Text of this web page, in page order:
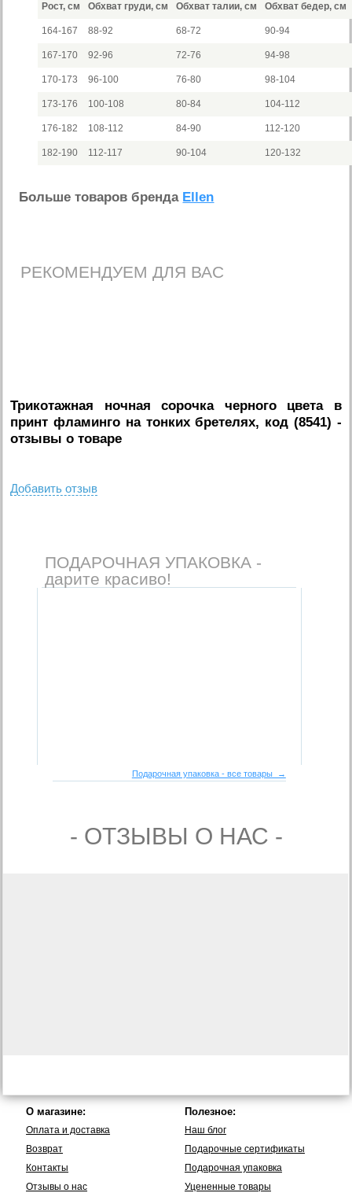
Рост, см Обхват груди, см Обхват талии, см Обхват бедер, см
164-167 88-92 68-72 90-94
167-170 92-96 72-76 94-98
170-173 96-100 76-80 98-104
173-176 100-108 80-84 104-112
176-182 108-112 84-90 112-120
182-190 112-117 90-104 120-132
Больше товаров бренда Ellen
РЕКОМЕНДУЕМ ДЛЯ ВАС
Трикотажная ночная сорочка черного цвета в
принт фламинго на тонких бретелях, код (8541) -
отзывы о товаре
Добавить отзыв
ПОДАРОЧНАЯ УПАКОВКА -
дарите красиво!
Подарочная упаковка - все товары →
- ОТЗЫВЫ О НАС -
О магазине:
Оплата и доставка
Возврат
Контакты
Отзывы о нас
Полезное:
Наш блог
Подарочные сертификаты
Подарочная упаковка
Уцененные товары